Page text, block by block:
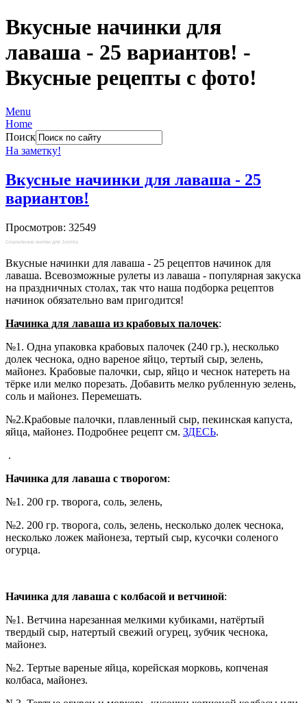
Вкусные начинки для
лаваша - 25 вариантов! -
Вкусные рецепты с фото!
Menu
Home
Поиск
На заметку!
Вкусные начинки для лаваша - 25
вариантов!
Просмотров: 32549
Социальные кнопки для Joomla
Вкусные начинки для лаваша - 25 рецептов начинок для
лаваша. Всевозможные рулеты из лаваша - популярная закуска
на праздничных столах, так что наша подборка рецептов
начинок обязательно вам пригодится!
Начинка для лаваша из крабовых палочек:
№1. Одна упаковка крабовых палочек (240 гр.), несколько
долек чеснока, одно вареное яйцо, тертый сыр, зелень,
майонез. Крабовые палочки, сыр, яйцо и чеснок натереть на
тёрке или мелко порезать. Добавить мелко рубленную зелень,
соль и майонез. Перемешать.
№2.Крабовые палочки, плавленный сыр, пекинская капуста,
яйца, майонез. Подробнее рецепт см. ЗДЕСЬ.
.
Начинка для лаваша с творогом:
№1. 200 гр. творога, соль, зелень,
№2. 200 гр. творога, соль, зелень, несколько долек чеснока,
несколько ложек майонеза, тертый сыр, кусочки соленого
огурца.
Начинка для лаваша с колбасой и ветчиной:
№1. Ветчина нарезанная мелкими кубиками, натёртый
твердый сыр, натертый свежий огурец, зубчик чеснока,
майонез.
№2. Тертые вареные яйца, корейская морковь, копченая
колбаса, майонез.